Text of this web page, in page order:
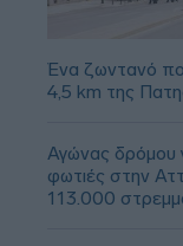
Ένα ζωντανό
4,5 km της
Αγώνας δρόμου
φωτιές στην
113.000